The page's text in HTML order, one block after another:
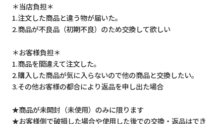
＊当店負担＊
1.注文した商品と違う物が届いた。
2.商品が不良品（初期不良）のため交換して欲しい
＊お客様負担＊
1.商品を間違えて注文した。
2.購入した商品が気に入らないので他の商品と交換したい。
3.その他お客様の都合により返品を申し出た場合
★商品が未開封（未使用）のみに限ります
★お客様側で破損した場合や使用した後での交換・返品はでき